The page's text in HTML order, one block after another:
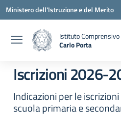
Vai ai contenuti
Vai al menu di navigazione
Vai al footer
Ministero dell'Istruzione e del Merito
Istituto Comprensivo
Carlo Porta
Iscrizioni 2026-
Indicazioni per le
scuola primaria e